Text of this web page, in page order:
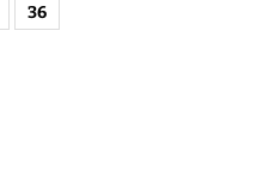
36